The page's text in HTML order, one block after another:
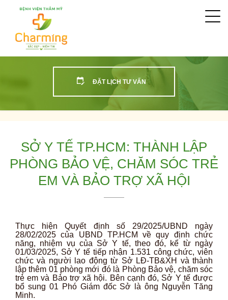
ĐẶT LỊCH TƯ VẤN
SỞ Y TẾ TP.HCM: THÀNH LẬP
PHÒNG BẢO VỆ, CHĂM SÓC TRẺ
EM VÀ BẢO TRỢ XÃ HỘI
Thực hiện Quyết định số 29/2025/UBND ngày
28/02/2025 của UBND TP.HCM về quy định chức
năng, nhiệm vụ của Sở Y tế, theo đó, kể từ ngày
01/03/2025, Sở Y tế tiếp nhận 1.531 công chức, viên
chức và người lao động từ Sở LĐ-TB&XH và thành
lập thêm 01 phòng mới đó là Phòng Bảo vệ, chăm sóc
trẻ em và Bảo trợ xã hội. Bên cạnh đó, Sở Y tế được
bổ sung 01 Phó Giám đốc Sở là ông Nguyễn Tăng
Minh.